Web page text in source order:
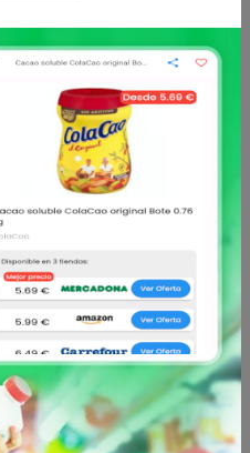
e
Carne
Congelados
Cuidado facial y
corporal
Huevos, leche y
mantequilla
Marisco y
pescado
y
Pizzas y platos
preparados